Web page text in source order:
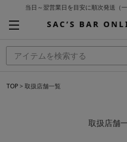
当日～翌営業日を目安に順次発送（
基本配送料 ¥550(沖縄
TOP 取扱店舗一覧
取扱店舗